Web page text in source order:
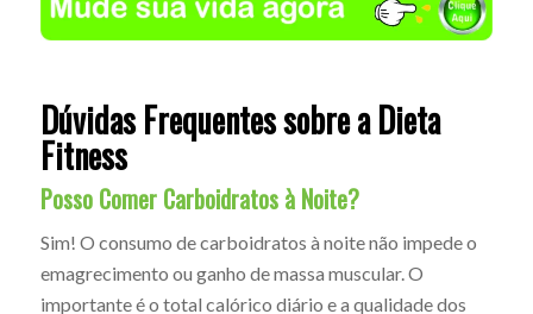
Dúvidas Frequentes sobre a Dieta
Fitness
Posso Comer Carboidratos à Noite?
Sim! O consumo de carboidratos à noite não impede o
emagrecimento ou ganho de massa muscular. O
importante é o total calórico diário e a qualidade dos